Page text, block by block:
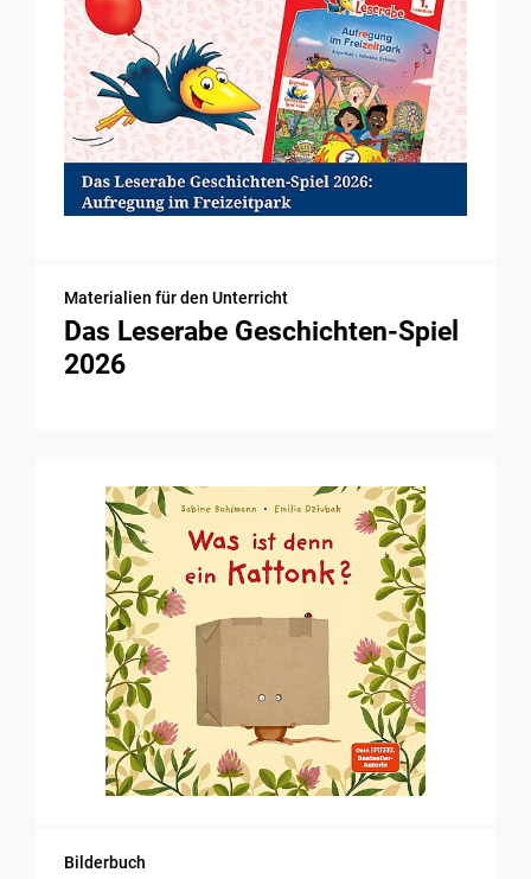
Materialien für den Unterricht
Das Leserabe Geschichten-Spiel
2026
Bilderbuch